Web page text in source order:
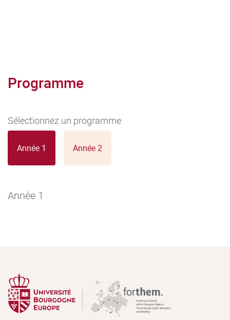
Programme
Sélectionnez un programme
Année 1 Année 2
Année 1